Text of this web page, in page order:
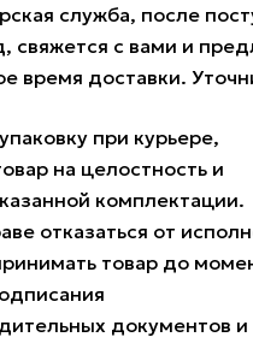
служба, после
свяжется с вами и
время доставки.
при курьере,
на целостность и
комплектации.
отказаться от
товар до
документов и